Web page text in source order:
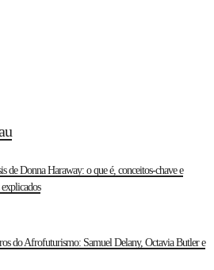
de Donna Haraway: o que é, conceitos-chave e
do Afrofuturismo: Samuel Delany, Octavia Butler e